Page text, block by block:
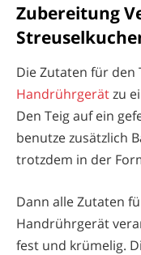
Zubereitung
Die Zutaten für den
Handrührgerätzu
Den Teig auf ein
benutze zusätzlich
trotzdem in der
Dann alle Zutaten
Handrührgerät
fest und krümelig.